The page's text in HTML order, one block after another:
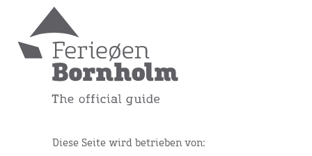
Diese Seite wird betrieben von: